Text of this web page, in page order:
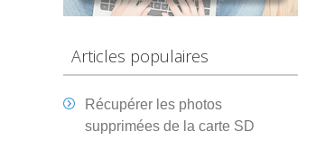
Articles populaires
Récupérer les photos
supprimées de la carte SD